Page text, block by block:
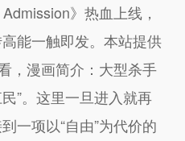
》热血上线，
能一触即发。本站提供
，漫画简介：大型杀手
”。这里一旦进入就再
一项以“自由”为代价的